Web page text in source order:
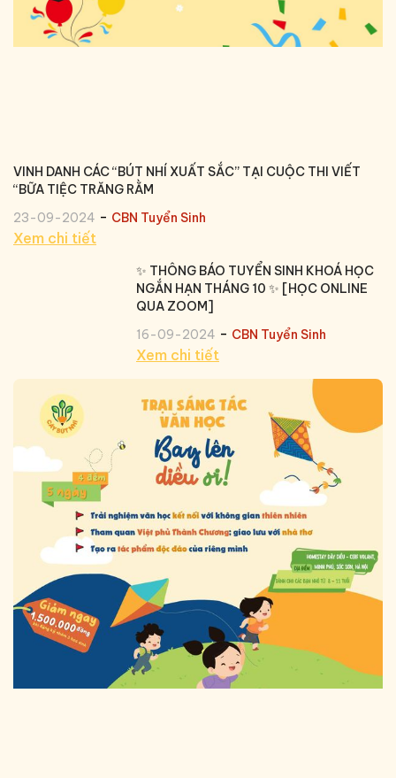
VINH DANH CÁC “BÚT NHÍ XUẤT SẮC” TẠI CUỘC THI VIẾT
“BỮA TIỆC TRĂNG RẰM
23-09-2024 - CBN Tuyển Sinh
Xem chi tiết
✨ THÔNG BÁO TUYỂN SINH KHOÁ HỌC
NGẮN HẠN THÁNG 10 ✨ [HỌC ONLINE
QUA ZOOM]
16-09-2024 - CBN Tuyển Sinh
Xem chi tiết